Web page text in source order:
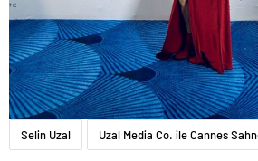
Selin Uzal Uzal Media Co. ile Cannes